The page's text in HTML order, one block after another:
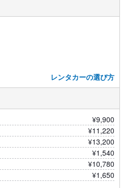
レンタカーの選び方
¥9,900
¥11,220
¥13,200
¥1,540
¥10,780
¥1,650